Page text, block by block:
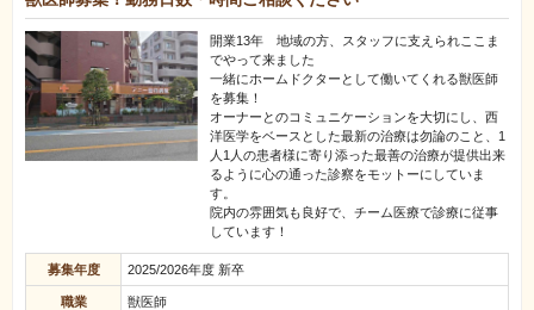
開業13年 地域の方、スタッフに支えられここま
でやって来ました
一緒にホームドクターとして働いてくれる獣医師
を募集！
オーナーとのコミュニケーションを大切にし、西
洋医学をベースとした最新の治療は勿論のこと、1
人1人の患者様に寄り添った最善の治療が提供出来
るように心の通った診察をモットーにしていま
す。
院内の雰囲気も良好で、チーム医療で診療に従事
しています！
募集年度 2025/2026年度 新卒
職業 獣医師